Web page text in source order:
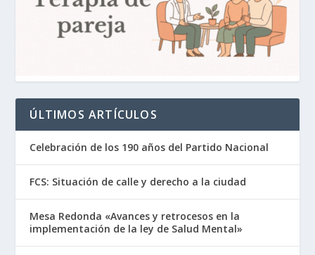
ÚLTIMOS ARTÍCULOS
Celebración de los 190 años del Partido Nacional
FCS: Situación de calle y derecho a la ciudad
Mesa Redonda «Avances y retrocesos en la
implementación de la ley de Salud Mental»